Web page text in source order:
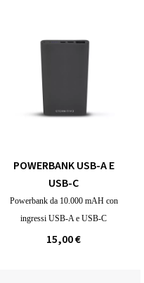
POWERBANK USB-A E
USB-C
Powerbank da 10.000 mAH con
ingressi USB-A e USB-C
15,00 €